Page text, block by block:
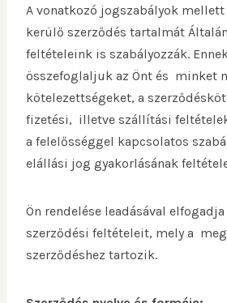
A vonatkozó jogszabályok
kerülő szerződés tartalmát
feltételeink is szabályozzák.
összefoglaljuk az Önt és minket
kötelezettségeket, a
fizetési, illetve szállítási
a felelősséggel kapcsolatos
elállási jog gyakorlásának
Ön rendelése leadásával
szerződési feltételeit, mely a
szerződéshez tartozik.